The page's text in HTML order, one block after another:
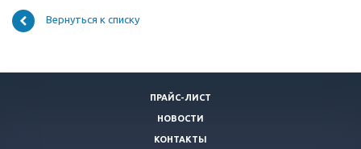
Вернуться к списку
ПРАЙС-ЛИСТ
НОВОСТИ
КОНТАКТЫ